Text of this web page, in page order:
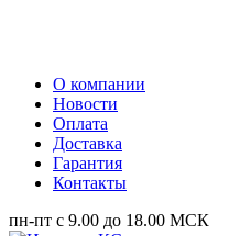
О компании
Новости
Оплата
Доставка
Гарантия
Контакты
пн-пт с 9.00 до 18.00 МСК